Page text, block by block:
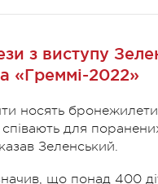
з виступу
«Греммі-2022»
носять бронежилети
співають для
Зеленський.
що понад 400